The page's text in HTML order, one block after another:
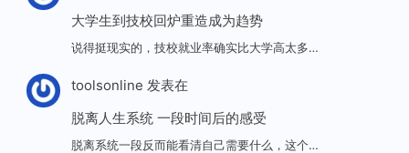
大学生到技校回炉重造成为趋势
说得挺现实的，技校就业率确实比大学高太多…
toolsonline 发表在
脱离人生系统 一段时间后的感受
脱离系统一段反而能看清自己需要什么，这个…